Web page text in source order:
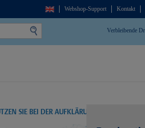
Webshop-Support Kontakt
Verbleibende
SIE BEI DER AUFKLÄRUNG